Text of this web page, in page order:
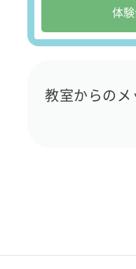
体
教室からのメ